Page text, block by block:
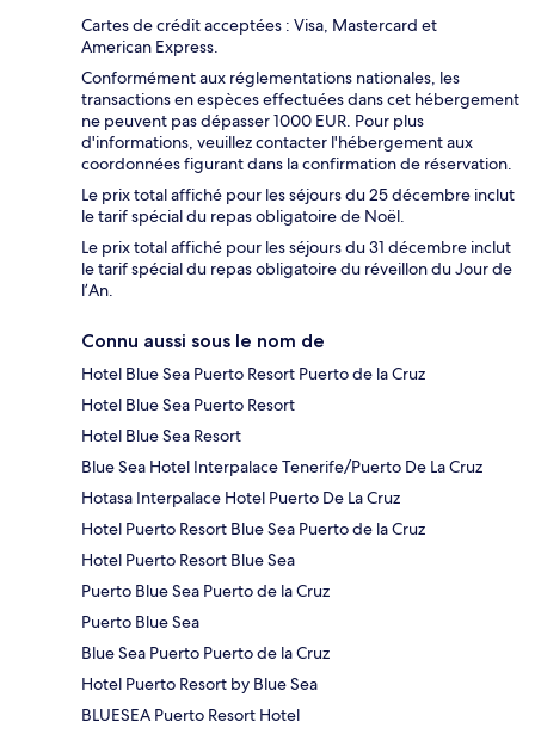
Cartes de crédit acceptées : Visa, Mastercard et
American Express.
Conformément aux réglementations nationales, les
transactions en espèces effectuées dans cet hébergement
ne peuvent pas dépasser 1000 EUR. Pour plus
d'informations, veuillez contacter l'hébergement aux
coordonnées figurant dans la confirmation de réservation.
Le prix total affiché pour les séjours du 25 décembre inclut
le tarif spécial du repas obligatoire de Noël.
Le prix total affiché pour les séjours du 31 décembre inclut
le tarif spécial du repas obligatoire du réveillon du Jour de
l’An.
Connu aussi sous le nom de
Hotel Blue Sea Puerto Resort Puerto de la Cruz
Hotel Blue Sea Puerto Resort
Hotel Blue Sea Resort
Blue Sea Hotel Interpalace Tenerife/Puerto De La Cruz
Hotasa Interpalace Hotel Puerto De La Cruz
Hotel Puerto Resort Blue Sea Puerto de la Cruz
Hotel Puerto Resort Blue Sea
Puerto Blue Sea Puerto de la Cruz
Puerto Blue Sea
Blue Sea Puerto Puerto de la Cruz
Hotel Puerto Resort by Blue Sea
BLUESEA Puerto Resort Hotel